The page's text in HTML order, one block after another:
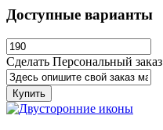
Доступные варианты
Сделать Персональный заказ
Купить